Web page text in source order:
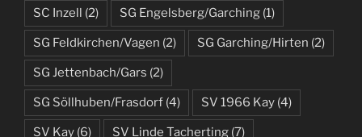
SC Inzell (2) SG Engelsberg/Garching (1)
SG Feldkirchen/Vagen (2) SG Garching/Hirten (2)
SG Jettenbach/Gars (2)
SG Söllhuben/Frasdorf (4) SV 1966 Kay (4)
SV Kay (6) SV Linde Tacherting (7)